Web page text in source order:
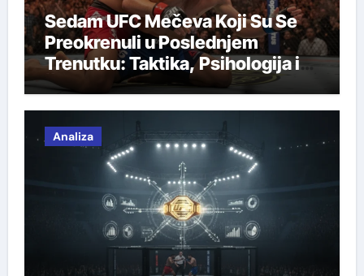
Sedam UFC Mečeva Koji Su Se
Preokrenuli u Poslednjem
Trenutku: Taktika, Psihologija i
Šok
Analiza